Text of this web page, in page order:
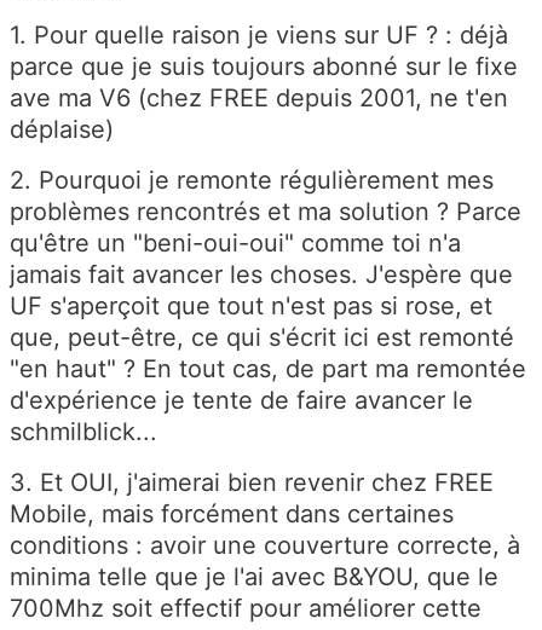
1. Pour quelle raison je viens sur UF ? : déjà
parce que je suis toujours abonné sur le fixe
ave ma V6 (chez FREE depuis 2001, ne t'en
déplaise)
2. Pourquoi je remonte régulièrement mes
problèmes rencontrés et ma solution ? Parce
qu'être un "beni-oui-oui" comme toi n'a
jamais fait avancer les choses. J'espère que
UF s'aperçoit que tout n'est pas si rose, et
que, peut-être, ce qui s'écrit ici est remonté
"en haut" ? En tout cas, de part ma remontée
d'expérience je tente de faire avancer le
schmilblick...
3. Et OUI, j'aimerai bien revenir chez FREE
Mobile, mais forcément dans certaines
conditions : avoir une couverture correcte, à
minima telle que je l'ai avec B&YOU, que le
700Mhz soit effectif pour améliorer cette